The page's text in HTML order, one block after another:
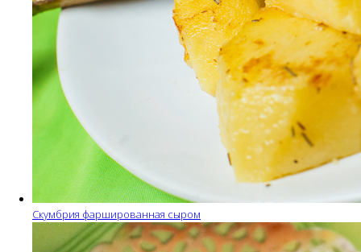
Скумбрия фаршированная сыром